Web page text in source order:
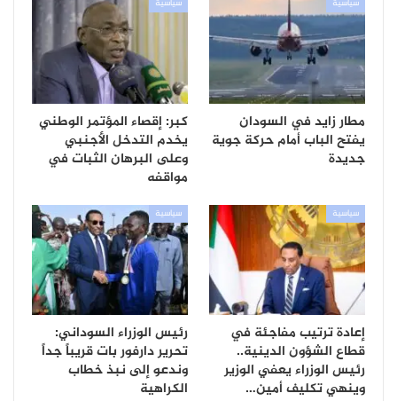
سياسية
مطار زايد في السودان
يفتح الباب أمام حركة جوية
جديدة
سياسية
كبر: إقصاء المؤتمر الوطني
يخدم التدخل الأجنبي
وعلى البرهان الثبات في
مواقفه
سياسية
إعادة ترتيب مفاجئة في
قطاع الشؤون الدينية..
رئيس الوزراء يعفي الوزير
وينهي تكليف أمين…
سياسية
رئيس الوزراء السوداني:
تحرير دارفور بات قريباً جداً
وندعو إلى نبذ خطاب
الكراهية